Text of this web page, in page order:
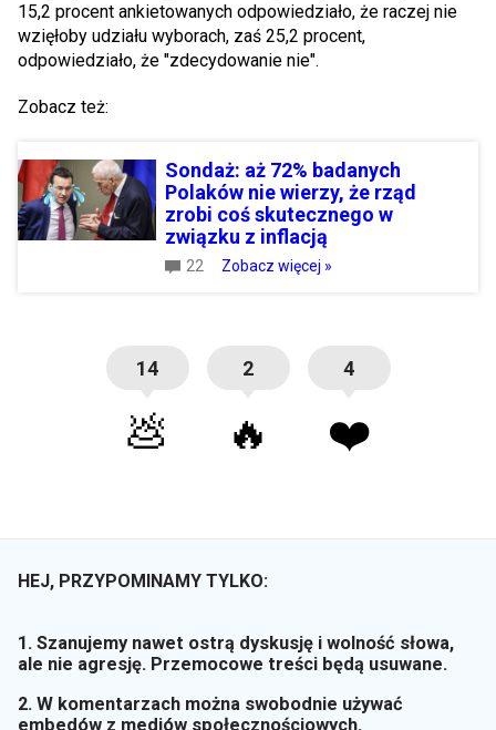
15,2 procent ankietowanych odpowiedziało, że raczej nie
wzięłoby udziału wyborach, zaś 25,2 procent,
odpowiedziało, że "zdecydowanie nie".
Zobacz też:
Sondaż: aż 72% badanych
Polaków nie wierzy, że rząd
zrobi coś skutecznego w
związku z inflacją
22 Zobacz więcej »
14
💩
2
🔥
4
❤️
HEJ, PRZYPOMINAMY TYLKO:
1. Szanujemy nawet ostrą dyskusję i wolność słowa,
ale nie agresję. Przemocowe treści będą usuwane.
2. W komentarzach można swobodnie używać
embedów z mediów społecznościowych.